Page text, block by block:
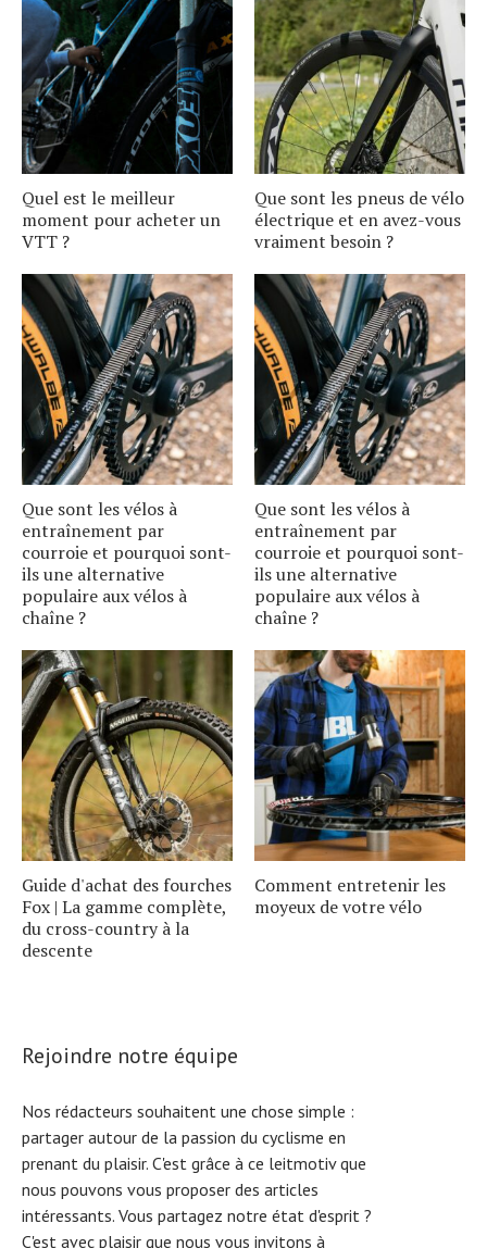
Quel est le meilleur
moment pour acheter un
VTT ?
Que sont les pneus de vélo
électrique et en avez-vous
vraiment besoin ?
Que sont les vélos à
entraînement par
courroie et pourquoi sont-
ils une alternative
populaire aux vélos à
chaîne ?
Que sont les vélos à
entraînement par
courroie et pourquoi sont-
ils une alternative
populaire aux vélos à
chaîne ?
Guide d'achat des fourches
Fox | La gamme complète,
du cross-country à la
descente
Comment entretenir les
moyeux de votre vélo
Rejoindre notre équipe
Nos rédacteurs souhaitent une chose simple :
partager autour de la passion du cyclisme en
prenant du plaisir. C'est grâce à ce leitmotiv que
nous pouvons vous proposer des articles
intéressants. Vous partagez notre état d'esprit ?
C'est avec plaisir que nous vous invitons à